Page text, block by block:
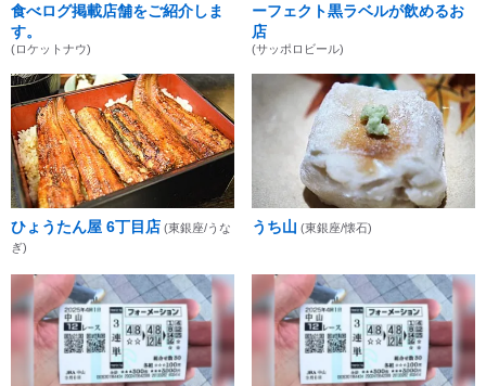
食べログ掲載店舗をご紹介しま
す。
(ロケットナウ)
ーフェクト黒ラベルが飲めるお
店
(サッポロビール)
ひょうたん屋 6丁目店 (東銀座/うな
ぎ)
うち山 (東銀座/懐石)